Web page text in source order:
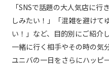
「SNSで話題の大人気店に
しみたい！」「混雑を避けて
い！」など、目的別にご紹介し
一緒に行く相手やその時の気
ユニバの一日をさらにハッピ